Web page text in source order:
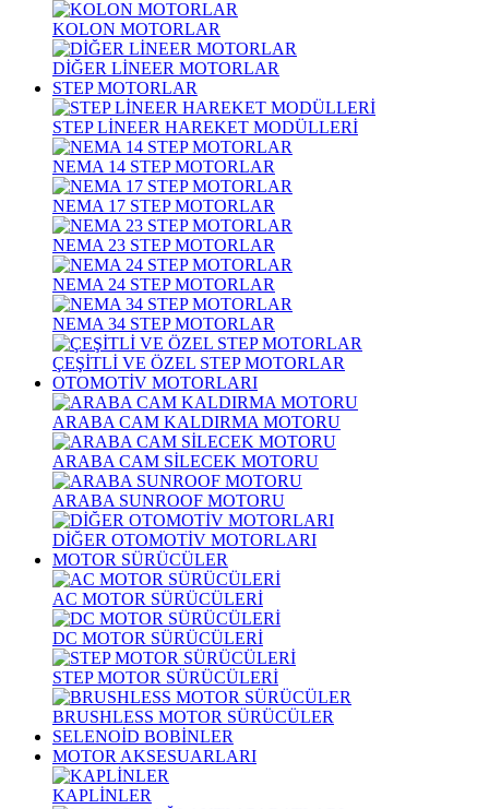
KOLON MOTORLAR
DİĞER LİNEER MOTORLAR
STEP MOTORLAR
STEP LİNEER HAREKET MODÜLLERİ
NEMA 14 STEP MOTORLAR
NEMA 17 STEP MOTORLAR
NEMA 23 STEP MOTORLAR
NEMA 24 STEP MOTORLAR
NEMA 34 STEP MOTORLAR
ÇEŞİTLİ VE ÖZEL STEP MOTORLAR
OTOMOTİV MOTORLARI
ARABA CAM KALDIRMA MOTORU
ARABA CAM SİLECEK MOTORU
ARABA SUNROOF MOTORU
DİĞER OTOMOTİV MOTORLARI
MOTOR SÜRÜCÜLER
AC MOTOR SÜRÜCÜLERİ
DC MOTOR SÜRÜCÜLERİ
STEP MOTOR SÜRÜCÜLERİ
BRUSHLESS MOTOR SÜRÜCÜLER
SELENOİD BOBİNLER
MOTOR AKSESUARLARI
KAPLİNLER